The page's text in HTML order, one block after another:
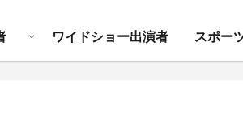
ワイドショー出演者 スポー